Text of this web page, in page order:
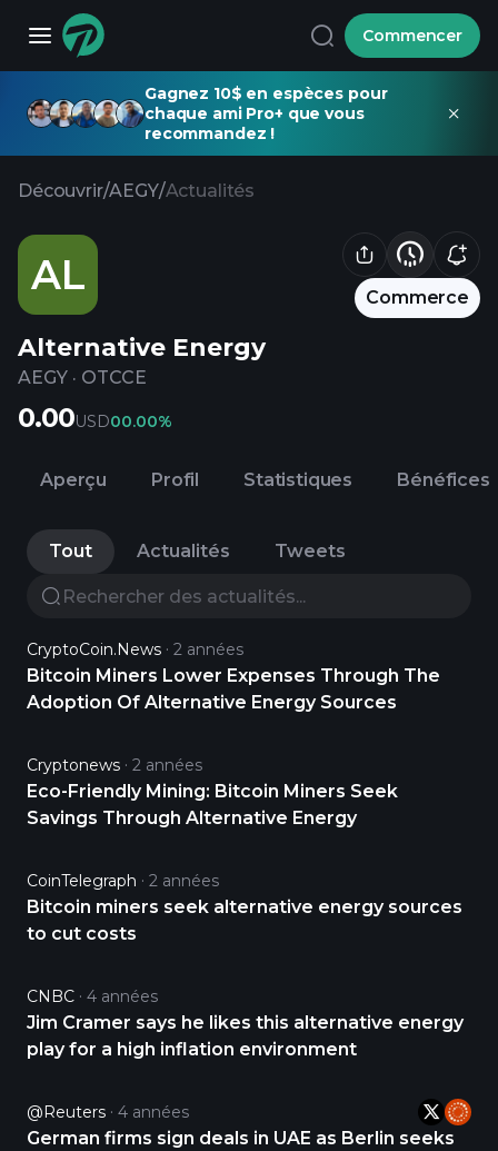
Commencer
Gagnez 10$ en espèces pour
chaque ami Pro+ que vous
recommandez !
Découvrir/AEGY/Actualités
AL Commerce
Alternative Energy
AEGY · OTCCE
0.00USD00.00%
Aperçu Profil Statistiques Bénéfices
Tout Actualités Tweets
CryptoCoin.News 2 années
Bitcoin Miners Lower Expenses Through The
Adoption Of Alternative Energy Sources
Cryptonews 2 années
Eco-Friendly Mining: Bitcoin Miners Seek
Savings Through Alternative Energy
CoinTelegraph 2 années
Bitcoin miners seek alternative energy sources
to cut costs
CNBC 4 années
Jim Cramer says he likes this alternative energy
play for a high inflation environment
@Reuters 4 années
German firms sign deals in UAE as Berlin seeks